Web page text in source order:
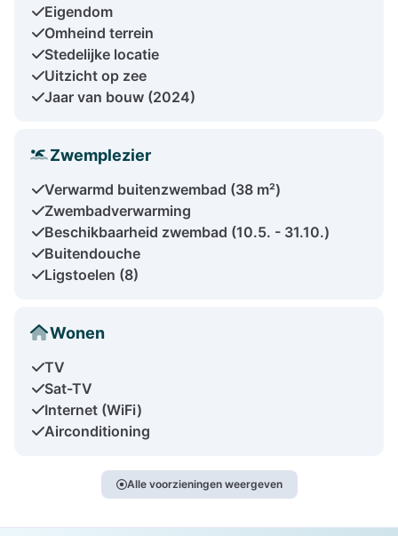
Eigendom
Omheind terrein
Stedelijke locatie
Uitzicht op zee
Jaar van bouw (2024)
Zwemplezier
Verwarmd buitenzwembad (38 m²)
Zwembadverwarming
Beschikbaarheid zwembad (10.5. - 31.10.)
Buitendouche
Ligstoelen (8)
Wonen
TV
Sat-TV
Internet (WiFi)
Airconditioning
Alle voorzieningen weergeven